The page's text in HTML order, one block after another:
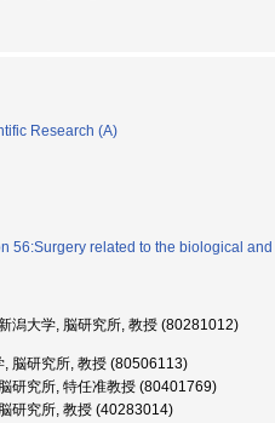
Research (A)
56:Surgery related to the biological
潟大学, 脳研究所, 教授 (80281012)
, 脳研究所, 教授 (80506113)
研究所, 特任准教授 (80401769)
研究所, 教授 (40283014)